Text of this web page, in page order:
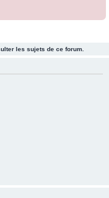
c
les sujets de ce forum.